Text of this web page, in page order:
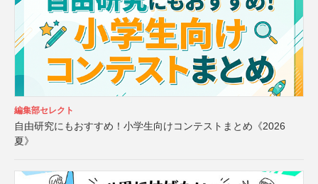
編集部セレクト
自由研究にもおすすめ！小学生向けコンテストまとめ《2026
夏》